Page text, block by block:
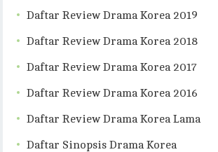
Daftar Review Drama Korea 2019
Daftar Review Drama Korea 2018
Daftar Review Drama Korea 2017
Daftar Review Drama Korea 2016
Daftar Review Drama Korea Lama
Daftar Sinopsis Drama Korea